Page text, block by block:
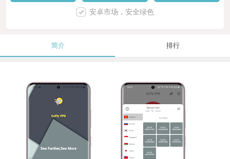
安卓市场，安全绿色
简介 排行